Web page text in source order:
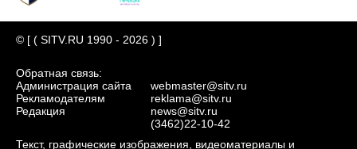
© [ ( SITV.RU 1990 - 2026 ) ]
Обратная связь:
Администрация сайта
Рекламодателям
Редакция
webmaster@sitv.ru
reklama@sitv.ru
news@sitv.ru
(3462)22-10-42
Текст, графические изображения, видеоматериалы и